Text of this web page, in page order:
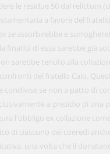
le residue 50 dal relictum
a favore del
se assorbirebbe e
finalità di essa sarebbe già
sarebbe tenuto alla
del fratello Caio.
condivise se non a patto di
a presidio di una
l'obbligo ex collazione
di ciascuno dei coeredi
una volta che il